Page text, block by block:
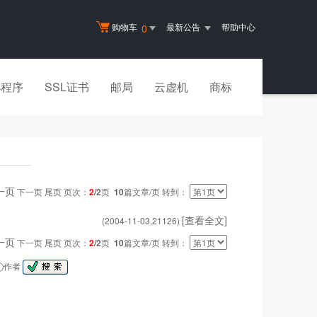
购物车 0 最新公告 帮助中心
序 SSL证书 邮局 云虚机 商标
页下一页 尾页 页次： 2/2页 10篇文章/页 转到：
(2004-11-03,21126) [查看全文]
页下一页 尾页 页次： 2/2页 10篇文章/页 转到：
作者